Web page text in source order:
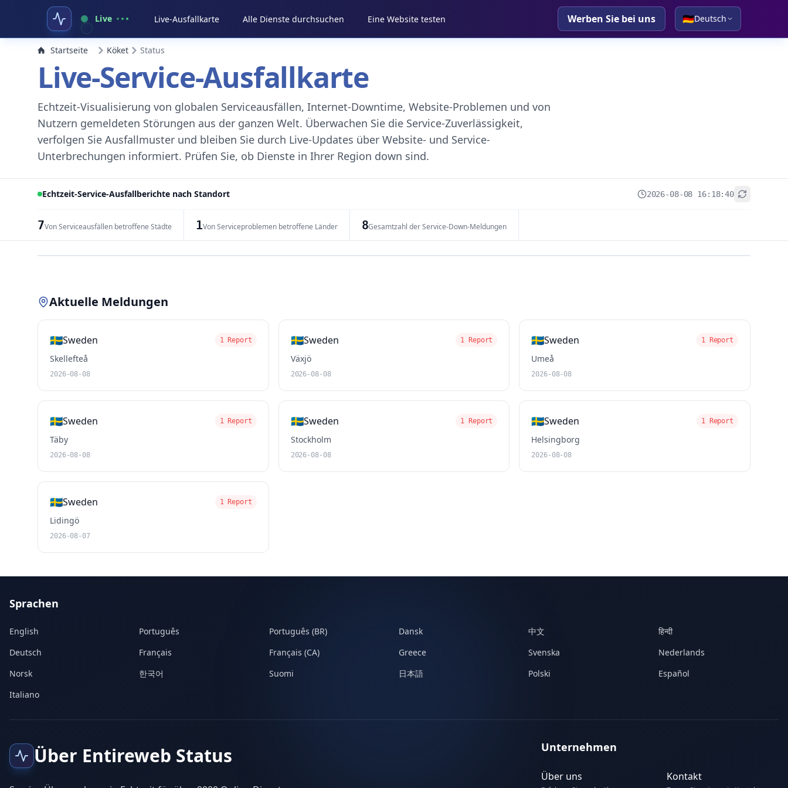
Live Live-Ausfallkarte Alle Dienste durchsuchen Eine Website testen Werben Sie bei uns 🇩🇪Deutsch
Startseite Köket Status
Live-Service-Ausfallkarte
Echtzeit-Visualisierung von globalen Serviceausfällen, Internet-Downtime, Website-Problemen und von
Nutzern gemeldeten Störungen aus der ganzen Welt. Überwachen Sie die Service-Zuverlässigkeit,
verfolgen Sie Ausfallmuster und bleiben Sie durch Live-Updates über Website- und Service-
Unterbrechungen informiert. Prüfen Sie, ob Dienste in Ihrer Region down sind.
Echtzeit-Service-Ausfallberichte nach Standort 2026-08-08 16:18:40
7Von Serviceausfällen betroffene Städte 1Von Serviceproblemen betroffene Länder 8Gesamtzahl der Service-Down-Meldungen
Aktuelle Meldungen
🇸🇪Sweden 1 Report
Skellefteå
2026-08-08
🇸🇪Sweden 1 Report
Växjö
2026-08-08
🇸🇪Sweden 1 Report
Umeå
2026-08-08
🇸🇪Sweden 1 Report
Täby
2026-08-08
🇸🇪Sweden 1 Report
Stockholm
2026-08-08
🇸🇪Sweden 1 Report
Helsingborg
2026-08-08
🇸🇪Sweden 1 Report
Lidingö
2026-08-07
Sprachen
English Português Português (BR) Dansk 中文
हिन्दी
Deutsch
Français Français (CA) Greece Svenska
Nederlands
Norsk
한국어 Suomi 日本語 Polski
Español
Italiano
Über Entireweb Status Unternehmen
Über uns Kontakt